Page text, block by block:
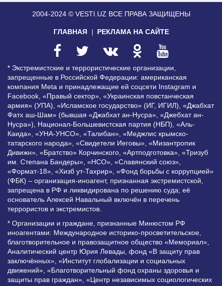
2004-2024 © VESTI.UZ ВСЕ ПРАВА ЗАЩИЩЕНЫ
ГЛАВНАЯ РЕКЛАМА НА САЙТЕ
* Экстремистские и террористические организации,
запрещенные в Российской Федерации: американская
компания Meta и принадлежащие ей соцсети Instagram и
Facebook, «Правый сектор», «Украинская повстанческая
армия» (УПА), «Исламское государство» (ИГ, ИГИЛ), «Джабхат
Фатх аш-Шам» (бывшая «Джабхат ан-Нусра», «Джебхат ан-
Нусра»), Национал-Большевистская партия (НБП), «Аль-
Каида», «УНА-УНСО», «Талибан», «Меджлис крымско-
татарского народа», «Свидетели Иеговы», «Мизантропик
Дивижн», «Братство» Корчинского, «Артподготовка», «Тризуб
им. Степана Бандеры», «НСО», «Славянский союз»,
«Формат-18», «Хизб ут-Тахрир», «Фонд борьбы с коррупцией»
(ФБК) – организация-иноагент, признанная экстремистской,
запрещена в РФ и ликвидирована по решению суда; её
основатель Алексей Навальный включён в перечень
террористов и экстремистов.
* Организации и граждане, признанные Минюстом РФ
иноагентами: Международное историко-просветительское,
благотворительное и правозащитное общество «Мемориал»,
Аналитический центр Юрия Левады, фонд «В защиту прав
заключённых», «Институт глобализации и социальных
движений», «Благотворительный фонд охраны здоровья и
защиты прав граждан», «Центр независимых социологических